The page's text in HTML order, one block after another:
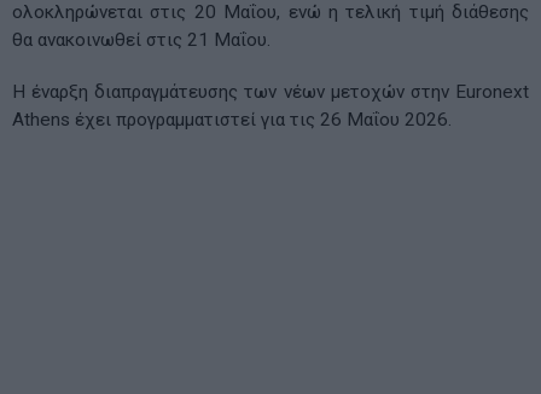
ολοκληρώνεται στις 20 Μαΐου, ενώ η τελική τιμή διάθεσης
θα ανακοινωθεί στις 21 Μαΐου.
Η έναρξη διαπραγμάτευσης των νέων μετοχών στην Euronext
Athens έχει προγραμματιστεί για τις 26 Μαΐου 2026.